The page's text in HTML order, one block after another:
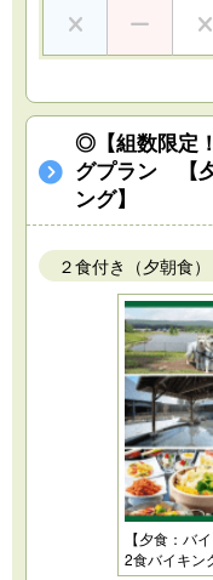
◎【組数限定
グプラン 【
ング】
２食付き（夕朝食）
【夕食：バ
2食バイキン